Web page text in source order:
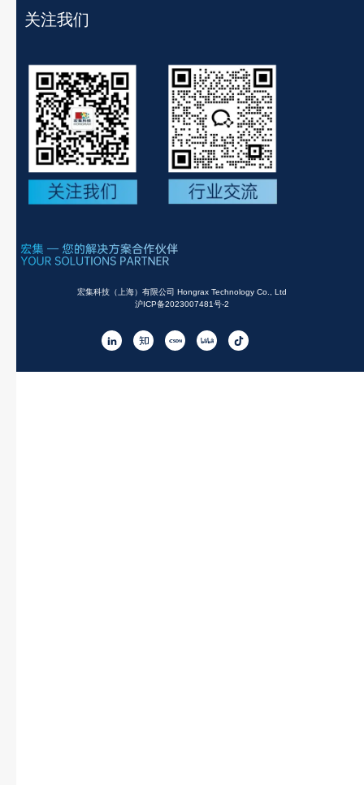
关注我们
宏集科技（上海）有限公司 Hongrax Technology Co., Ltd
沪ICP备2023007481号-2